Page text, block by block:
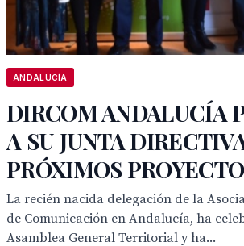
ANDALUCÍA
DIRCOM ANDALUCÍA
A SU JUNTA
PRÓXIMOS
La recién nacida delegación de la
de Comunicación en Andalucía, ha
Asamblea General Territorial y ha...